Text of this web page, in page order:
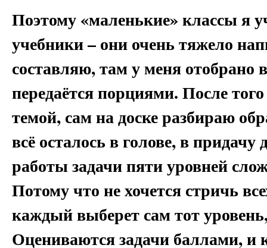
Поэтому «маленькие» классы я
учебники – они очень тяжело
составляю, там у меня отобрано
передаётся порциями. После
темой, сам на доске разбираю
всё осталось в голове, в
работы задачи пяти уровней
Потому что не хочется стричь
каждый выберет сам тот
Оцениваются задачи баллами, и